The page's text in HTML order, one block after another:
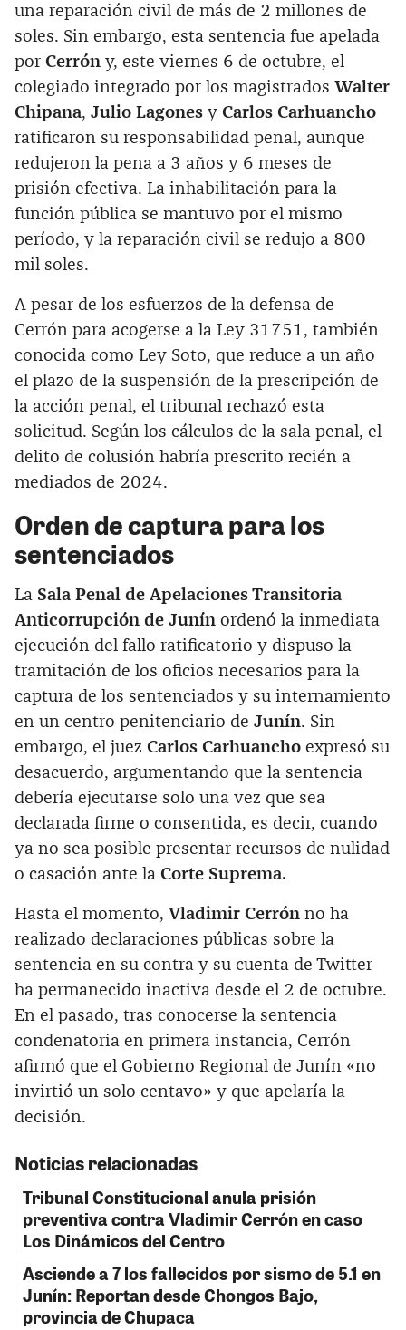
una reparación civil de más de 2 millones de
soles. Sin embargo, esta sentencia fue apelada
por Cerrón y, este viernes 6 de octubre, el
colegiado integrado por los magistrados Walter
Chipana, Julio Lagones y Carlos Carhuancho
ratificaron su responsabilidad penal, aunque
redujeron la pena a 3 años y 6 meses de
prisión efectiva. La inhabilitación para la
función pública se mantuvo por el mismo
período, y la reparación civil se redujo a 800
mil soles.
A pesar de los esfuerzos de la defensa de
Cerrón para acogerse a la Ley 31751, también
conocida como Ley Soto, que reduce a un año
el plazo de la suspensión de la prescripción de
la acción penal, el tribunal rechazó esta
solicitud. Según los cálculos de la sala penal, el
delito de colusión habría prescrito recién a
mediados de 2024.
Orden de captura para los
sentenciados
La Sala Penal de Apelaciones Transitoria
Anticorrupción de Junín ordenó la inmediata
ejecución del fallo ratificatorio y dispuso la
tramitación de los oficios necesarios para la
captura de los sentenciados y su internamiento
en un centro penitenciario de Junín. Sin
embargo, el juez Carlos Carhuancho expresó su
desacuerdo, argumentando que la sentencia
debería ejecutarse solo una vez que sea
declarada firme o consentida, es decir, cuando
ya no sea posible presentar recursos de nulidad
o casación ante la Corte Suprema.
Hasta el momento, Vladimir Cerrón no ha
realizado declaraciones públicas sobre la
sentencia en su contra y su cuenta de Twitter
ha permanecido inactiva desde el 2 de octubre.
En el pasado, tras conocerse la sentencia
condenatoria en primera instancia, Cerrón
afirmó que el Gobierno Regional de Junín «no
invirtió un solo centavo» y que apelaría la
decisión.
Noticias relacionadas
Tribunal Constitucional anula prisión
preventiva contra Vladimir Cerrón en caso
Los Dinámicos del Centro
Asciende a 7 los fallecidos por sismo de 5.1 en
Junín: Reportan desde Chongos Bajo,
provincia de Chupaca